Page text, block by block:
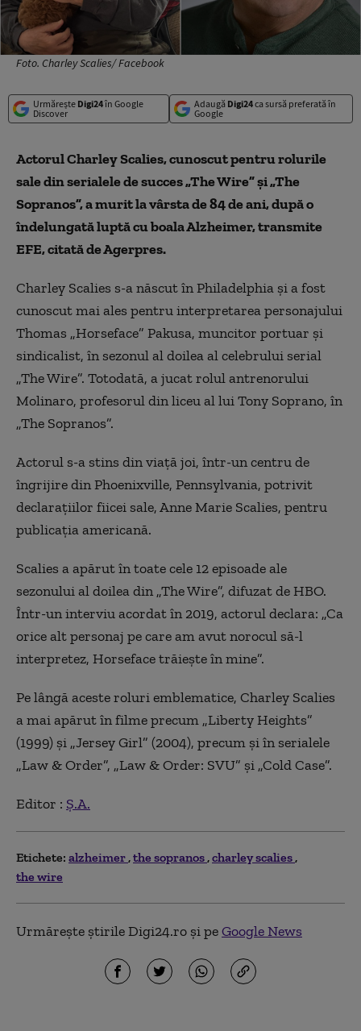
Foto. Charley Scalies/ Facebook
Urmărește Digi24în Google
Discover
Adaugă Digi24ca sursă preferată în
Google
Actorul Charley Scalies, cunoscut pentru rolurile
sale din serialele de succes „The Wire” și „The
Sopranos”, a murit la vârsta de 84 de ani, după o
îndelungată luptă cu boala Alzheimer, transmite
EFE, citată de Agerpres.
Charley Scalies s-a născut în Philadelphia și a fost
cunoscut mai ales pentru interpretarea personajului
Thomas „Horseface” Pakusa, muncitor portuar și
sindicalist, în sezonul al doilea al celebrului serial
„The Wire”. Totodată, a jucat rolul antrenorului
Molinaro, profesorul din liceu al lui Tony Soprano, în
„The Sopranos”.
Actorul s-a stins din viață joi, într-un centru de
îngrijire din Phoenixville, Pennsylvania, potrivit
declarațiilor fiicei sale, Anne Marie Scalies, pentru
publicația americană.
Scalies a apărut în toate cele 12 episoade ale
sezonului al doilea din „The Wire”, difuzat de HBO.
Într-un interviu acordat în 2019, actorul declara: „Ca
orice alt personaj pe care am avut norocul să-l
interpretez, Horseface trăiește în mine”.
Pe lângă aceste roluri emblematice, Charley Scalies
a mai apărut în filme precum „Liberty Heights”
(1999) și „Jersey Girl” (2004), precum și în serialele
„Law & Order”, „Law & Order: SVU” și „Cold Case”.
Editor : Ș.A.
Etichete: alzheimer the sopranos charley scalies
the wire
Urmărește știrile Digi24.ro și peGoogle News